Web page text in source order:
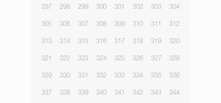
297 298 299 300 301 302 303 304
305 306 307 308 309 310 311 312
313 314 315 316 317 318 319 320
321 322 323 324 325 326 327 328
329 330 331 332 333 334 335 336
337 338 339 340 341 342 343 344